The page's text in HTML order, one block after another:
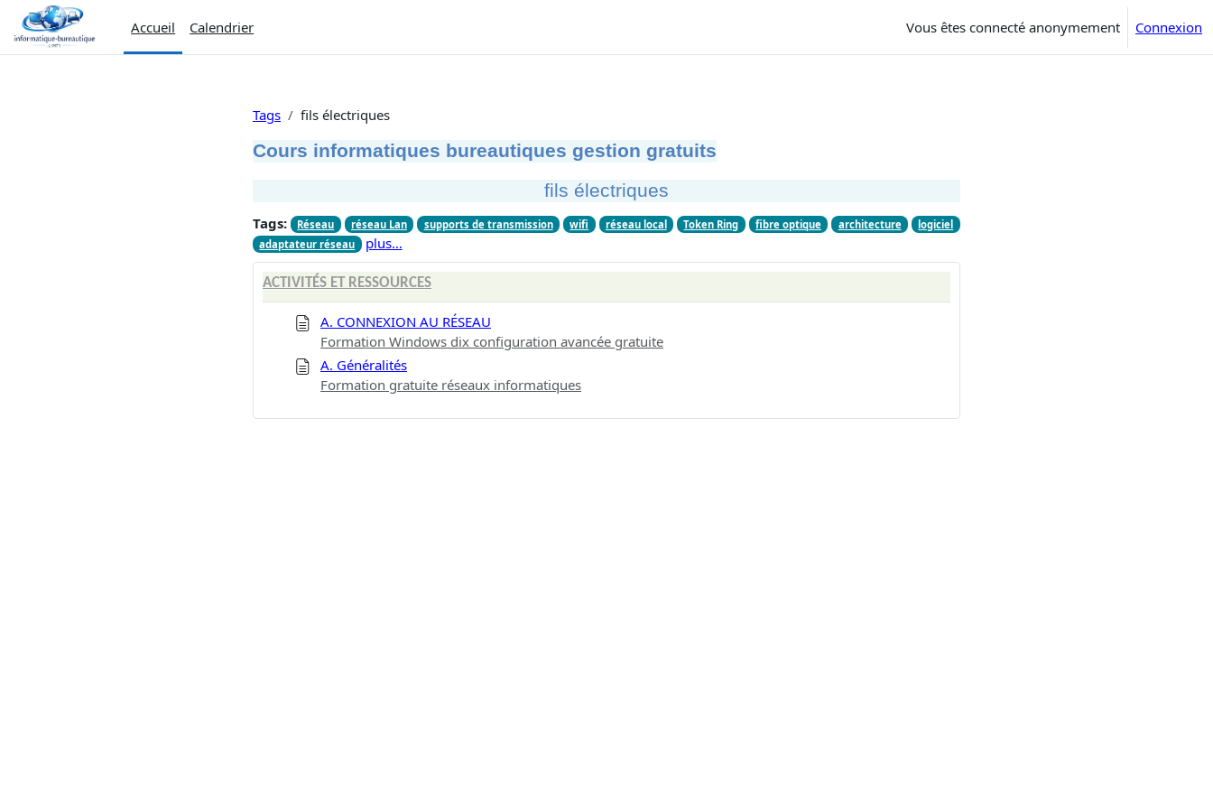
Passer au contenu principal
Accueil
Calendrier Vous êtes connecté anonymement Connexion
Tags fils électriques
Cours informatiques bureautiques gestion gratuits
fils électriques
Tags: Réseau réseau Lan supports de transmission wifi réseau local Token Ring fibre optique architecture
logiciel
adaptateur réseau
plus…
ACTIVITÉS ET RESSOURCES
A. CONNEXION AU RÉSEAU
Formation Windows dix configuration avancée gratuite
A. Généralités
Formation gratuite réseaux informatiques